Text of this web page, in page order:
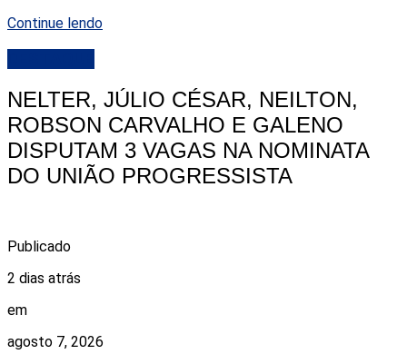
Continue lendo
NELTER, JÚLIO CÉSAR, NEILTON,
ROBSON CARVALHO E GALENO
DISPUTAM 3 VAGAS NA NOMINATA
DO UNIÃO PROGRESSISTA
Publicado
2 dias atrás
em
agosto 7, 2026